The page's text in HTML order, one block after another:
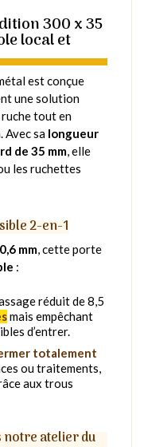
300 x 35
local et
est conçue
une solution
tout en
Avec sa longueur
de 35 mm, elle
les ruchettes
2-en-1
mm, cette porte
:
réduit de 8,5
mais empêchant
d’entrer.
totalement
ou traitements,
aux trous
notre atelier du